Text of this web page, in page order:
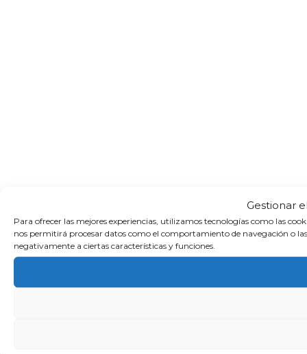
Gestionar
Para ofrecer las mejores experiencias, utilizamos tecnologías como las
nos permitirá procesar datos como el comportamiento de navegación o
negativamente a ciertas características y funciones.